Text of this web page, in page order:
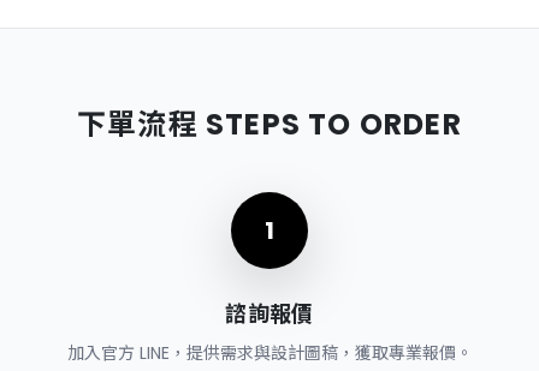
不同批次的布料或印刷墨水，也可能產生些微色差，皆在合理
客製化商品經確認圖稿並開始製作後，即無法再販售給他人，
收到商品後請立即檢查，若有瑕疵問題，請於 7 日內聯繫客
下單流程 STEPS TO ORDER
1
諮詢報價
加入官方 LINE，提供需求與設計圖稿，獲取專業報價。